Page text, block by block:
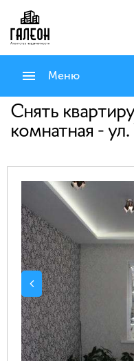
Меню
Снять
комнатная -